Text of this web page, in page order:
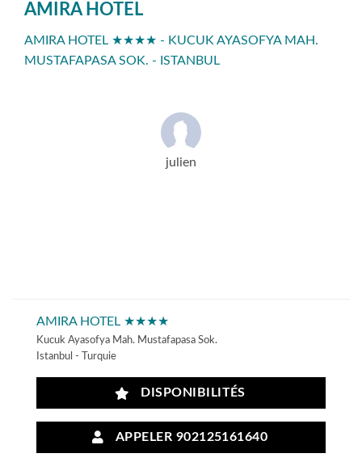
AMIRA HOTEL
AMIRA HOTEL ★★★★ - KUCUK AYASOFYA MAH.
MUSTAFAPASA SOK. - ISTANBUL
julien
AMIRA HOTEL ★★★★
Kucuk Ayasofya Mah. Mustafapasa Sok.
Istanbul - Turquie
DISPONIBILITÉS
APPELER 902125161640